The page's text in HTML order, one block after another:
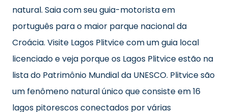
natural. Saia com seu guia-motorista em
português para o maior parque nacional da
Croácia. Visite Lagos Plitvice com um guia local
licenciado e veja porque os Lagos Plitvice estão na
lista do Patrimônio Mundial da UNESCO. Plitvice são
um fenômeno natural único que consiste em 16
lagos pitorescos conectados por várias